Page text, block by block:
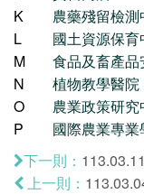
K
農藥殘留檢測
L
國土資源保育
M
食品及畜產
N
植物教學醫院
O
農業政策研究
P
國際農業專業
下一則：
上一則：